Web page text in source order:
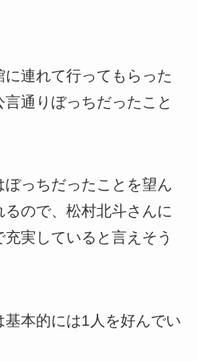
連れて行ってもらった
通りぼっちだったこと
っちだったことを望ん
ので、松村北斗さんに
実していると言えそう
基本的には1人を好んでい